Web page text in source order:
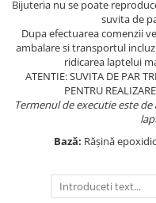
Bijuteria nu se poate
suvita de
Dupa efectuarea comenzii
ambalare si transportul
ridicarea laptelui
ATENTIE: SUVITA DE PAR
PENTRU
Termenul de executie este
Bază: Rășină